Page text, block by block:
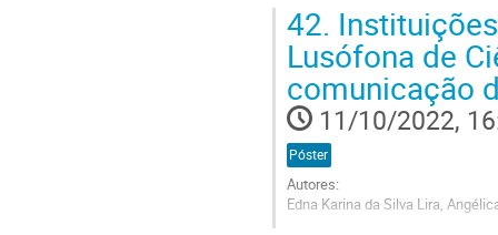
to
contribution
page
42.
Lusófona de
comunicação
11/10/2022,
Póster
Autores:
Edna Karina da Silva Lira,